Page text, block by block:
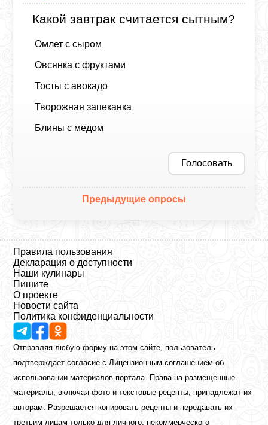
Какой завтрак считается сытным?
Омлет с сыром
Овсянка с фруктами
Тосты с авокадо
Творожная запеканка
Блины с медом
Голосовать
Предыдущие опросы
Правила пользования
Декларация о доступности
Наши кулинары
Пишите
О проекте
Новости сайта
Политика конфиденциальности
Отправляя любую форму на этом сайте, пользователь
подтверждает согласие сЛицензионным соглашениемоб
использовании материалов портала. Права на размещённые
материалы, включая фото и текстовые рецепты, принадлежат их
авторам. Разрешается копировать рецепты и передавать их
третьим лицам только для личного, некоммерческого